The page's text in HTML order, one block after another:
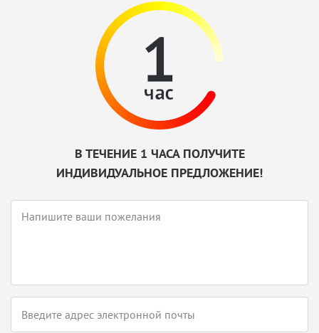
В ТЕЧЕНИЕ 1 ЧАСА ПОЛУЧИТЕ
ИНДИВИДУАЛЬНОЕ ПРЕДЛОЖЕНИЕ!